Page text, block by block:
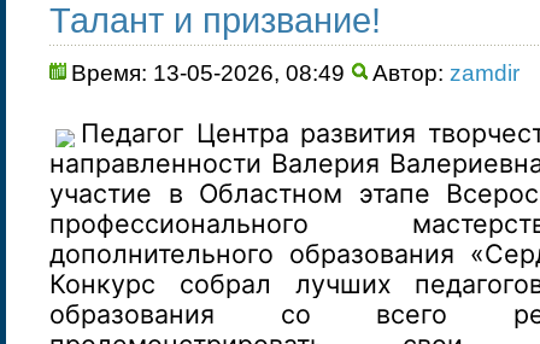
Талант и призвание!
Время: 13-05-2026, 08:49 Автор: zamdir
Педагог Центра развития
направленности Валерия
участие в Областном этапе
профессионального
дополнительного образования
Конкурс собрал лучших
образования со всего